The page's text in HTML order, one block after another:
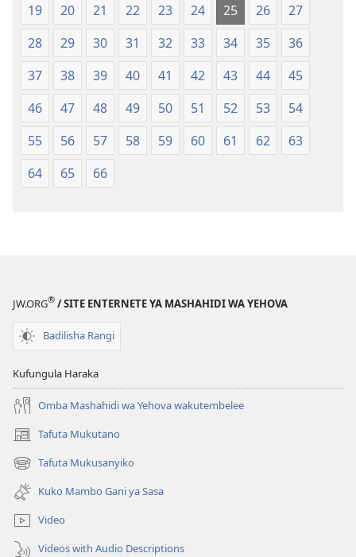
19
20 21 22 23 24 25 26
27
28
29 30 31 32 33 34 35
36
37
38 39 40 41 42 43 44
45
46
47 48 49 50 51 52 53
54
55
56 57 58 59 60 61 62
63
64
65 66
JW.ORG® / SITE ENTERNETE YA MASHAHIDI WA YEHOVA
Badilisha Rangi
Kufungula Haraka
Omba Mashahidi wa Yehova wakutembelee
Tafuta Mukutano
(opens
new
window)
Tafuta Mukusanyiko
(opens
new
window)
Kuko Mambo Gani ya Sasa
Video
Videos with Audio Descriptions